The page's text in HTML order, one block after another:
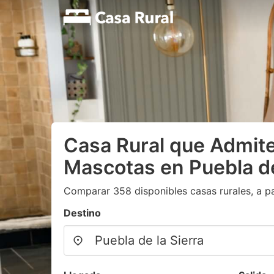
Casa Rural que
Mascotas en Puebla
Comparar 358 disponibles casas rurales, a
Destino